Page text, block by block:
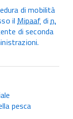
di mobilità
il Mipaaf di n.
di seconda
pesca